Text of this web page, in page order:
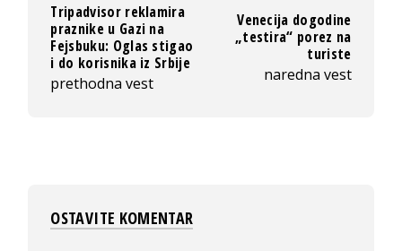
Tripadvisor reklamira
praznike u Gazi na
Fejsbuku: Oglas stigao
i do korisnika iz Srbije
prethodna vest
Venecija dogodine
„testira“ porez na
turiste
naredna vest
OSTAVITE KOMENTAR